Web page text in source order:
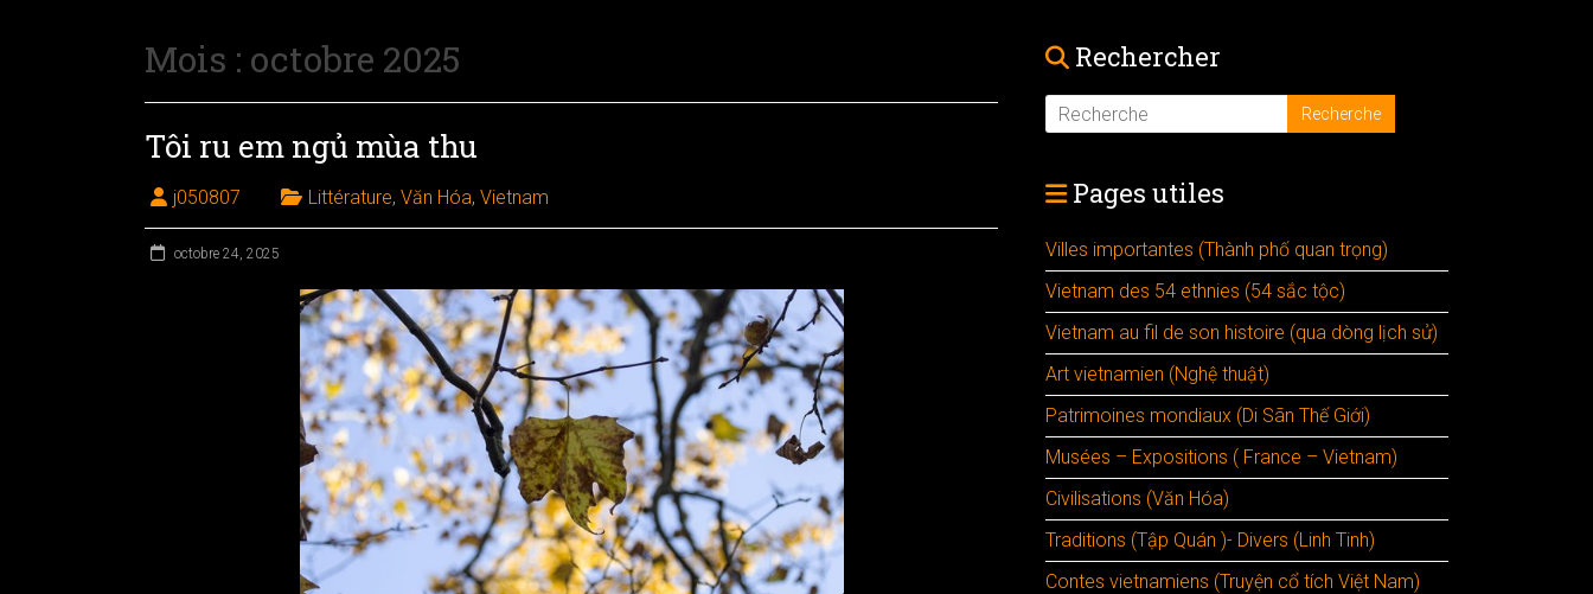
Mois : octobre 2025
Tôi ru em ngủ mùa thu
j050807 Littérature, Văn Hóa, Vietnam
octobre 24, 2025
Rechercher
Pages utiles
Villes importantes (Thành phố quan trọng)
Vietnam des 54 ethnies (54 sắc tộc)
Vietnam au fil de son histoire (qua dòng lịch sử)
Art vietnamien (Nghệ thuật)
Patrimoines mondiaux (Di Sãn Thế Giới)
Musées – Expositions ( France – Vietnam)
Civilisations (Văn Hóa)
Traditions (Tập Quán )- Divers (Linh Tinh)
Contes vietnamiens (Truyện cổ tích Việt Nam)